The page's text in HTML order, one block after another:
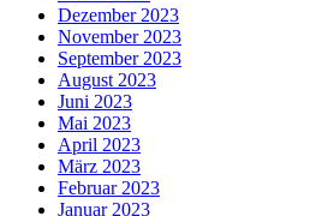
Dezember 2023
November 2023
September 2023
August 2023
Juni 2023
Mai 2023
April 2023
März 2023
Februar 2023
Januar 2023